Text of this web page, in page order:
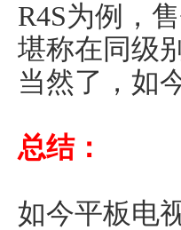
R4S为例，
堪称在同级
当然了，如
总结：
如今平板电